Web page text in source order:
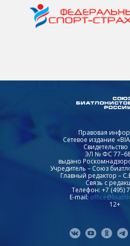
Правовая
Сетевое издание
ЭЛ № ФС
выдано
Учредитель – Союз
Главный редактор –
Связь с
Телефон: +7 (495)
E-mail:
12+